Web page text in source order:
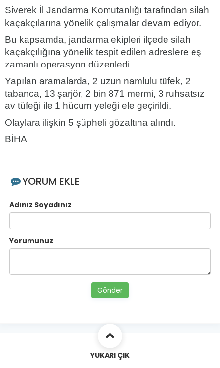
Siverek İl Jandarma Komutanlığı tarafından silah
kaçakçılarına yönelik çalışmalar devam ediyor.
Bu kapsamda, jandarma ekipleri ilçede silah
kaçakçılığına yönelik tespit edilen adreslere eş
zamanlı operasyon düzenledi.
Yapılan aramalarda, 2 uzun namlulu tüfek, 2
tabanca, 13 şarjör, 2 bin 871 mermi, 3 ruhsatsız
av tüfeği ile 1 hücum yeleği ele geçirildi.
Olaylara ilişkin 5 şüpheli gözaltına alındı.
BİHA
YORUM EKLE
Adınız Soyadınız
Yorumunuz
Gönder
YUKARI ÇIK